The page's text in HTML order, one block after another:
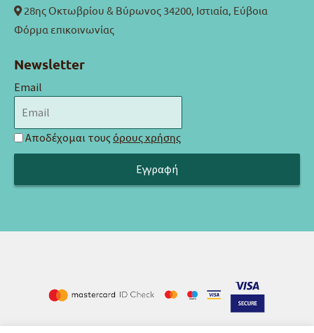
28ης Οκτωβρίου & Βύρωνος 34200, Ιστιαία, Εύβοια
Φόρμα επικοινωνίας
Newsletter
Email
Αποδέχομαι τους όρους χρήσης